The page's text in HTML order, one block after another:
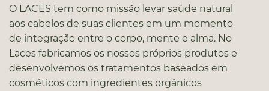
O LACES tem como missão levar saúde natural
aos cabelos de suas clientes em um momento
de integração entre o corpo, mente e alma. No
Laces fabricamos os nossos próprios produtos e
desenvolvemos os tratamentos baseados em
cosméticos com ingredientes orgânicos